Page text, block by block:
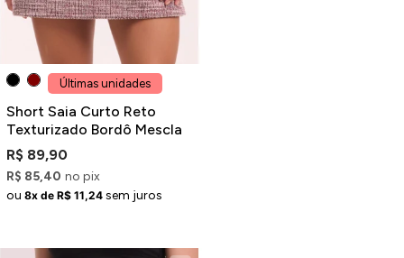
Últimas unidades
Short Saia Curto Reto
Texturizado Bordô Mescla
R$ 89,90
R$ 85,40 no pix
ou 8x de R$ 11,24 sem juros